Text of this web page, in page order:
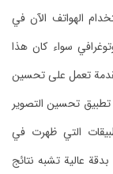
الهواتف الآن في
سواء كان هذا
تعمل على تحسين
تطبيق تحسين التصوير
التي ظهرت في
عالية تشبه نتائج